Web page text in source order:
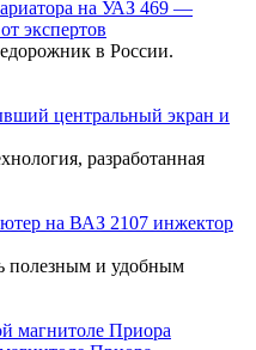
на УАЗ 469 —
экспертов
в России.
центральный экран и
разработанная
на ВАЗ 2107 инжектор
полезным и удобным